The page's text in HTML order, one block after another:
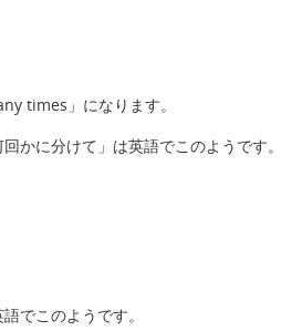
times」になります。
かに分けて」は英語でこのようです。
でこのようです。